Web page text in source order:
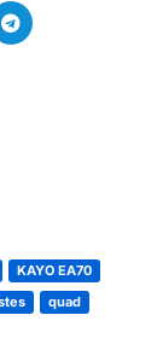
KAYO EA70
quad